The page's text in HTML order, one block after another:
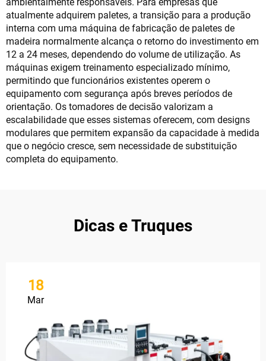
atualmente adquirem paletes, a transição para a produção
interna com uma máquina de fabricação de paletes de
madeira normalmente alcança o retorno do investimento em
12 a 24 meses, dependendo do volume de utilização. As
máquinas exigem treinamento especializado mínimo,
permitindo que funcionários existentes operem o
equipamento com segurança após breves períodos de
orientação. Os tomadores de decisão valorizam a
escalabilidade que esses sistemas oferecem, com designs
modulares que permitem expansão da capacidade à medida
que o negócio cresce, sem necessidade de substituição
completa do equipamento.
Dicas e Truques
18
Mar